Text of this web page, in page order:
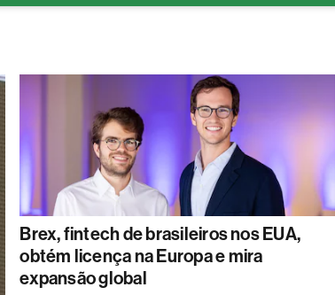
Brex, fintech de brasileiros nos EUA,
obtém licença na Europa e mira
expansão global